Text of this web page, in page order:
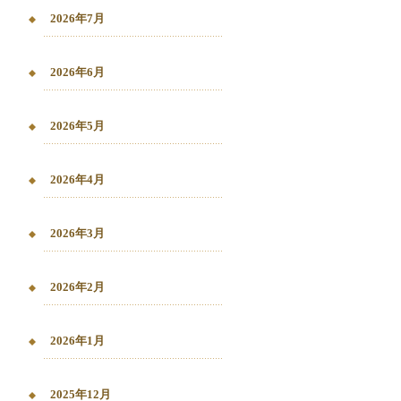
2026年7月
2026年6月
2026年5月
2026年4月
2026年3月
2026年2月
2026年1月
2025年12月